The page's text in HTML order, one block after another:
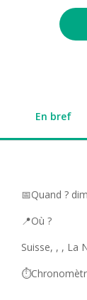
En bref
📅Quand ?
📍Où ?
Suisse, , , La